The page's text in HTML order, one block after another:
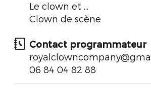
Le clown et ...
Clown de scène
Contact programmateur
06 84 04 82 88